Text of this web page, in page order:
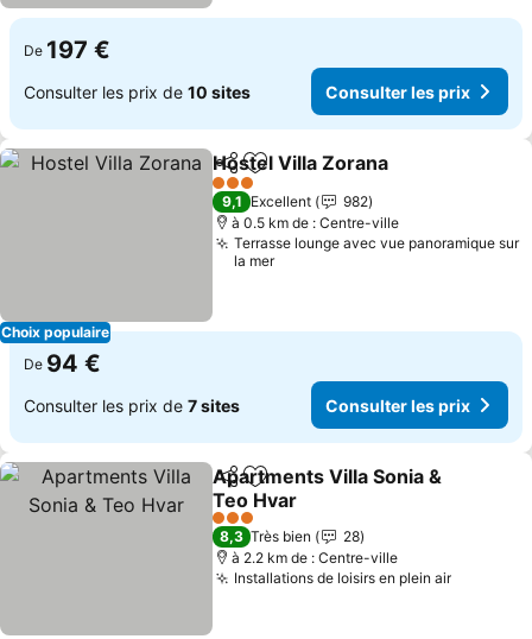
De 197 €
Consulter les prix de 10 sites Consulter les prix
Choix populaire
PartagerAjouter à mes favoris
Hostel Villa Zorana
3 Étoiles
9,1 Excellent
982
à 0.5 km de : Centre-ville
Terrasse lounge avec vue panoramique sur
la mer
De 94 €
Consulter les prix de 7 sites Consulter les prix
PartagerAjouter à mes favoris
Apartments Villa Sonia &
Teo Hvar
3 Étoiles
8,3 Très bien
28
à 2.2 km de : Centre-ville
Installations de loisirs en plein air